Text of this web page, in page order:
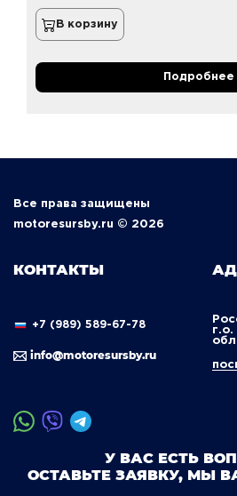
В корзину
Подробнее
Все права защищены
motoresursby.ru © 2026
КОНТАКТЫ
+7 (989) 589-67-78
info@motoresursby.ru
У ВАС ЕСТЬ
ОСТАВЬТЕ ЗАЯВКУ, МЫ